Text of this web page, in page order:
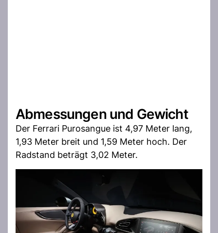
Abmessungen und Gewicht
Der Ferrari Purosangue ist 4,97 Meter lang,
1,93 Meter breit und 1,59 Meter hoch. Der
Radstand beträgt 3,02 Meter.